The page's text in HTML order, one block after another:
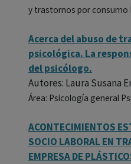
y trastornos por
Acerca del abuso de
psicológica. La
del psicólogo.
Autores: Laura Susana
Área: Psicología general
ACONTECIMIENTOS
SOCIO LABORAL EN
EMPRESA DE